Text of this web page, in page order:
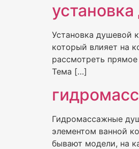
Установка душевой
который влияет на
рассмотреть
Тема […]
Гидромассажные
элементом ванной
бывают модели, на